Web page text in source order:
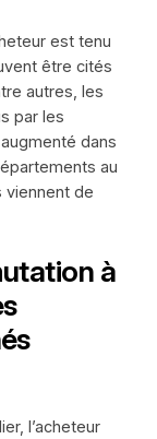
est tenu
être cités
autres, les
par les
dans
au
viennent de
à
l’acheteur